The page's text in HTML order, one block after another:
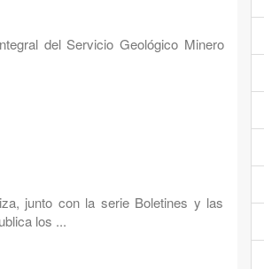
del Servicio Geológico Minero
junto con la serie Boletines y las
los ...